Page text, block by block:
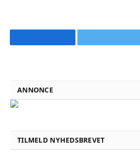
Facebook Twitter
ANNONCE
TILMELD NYHEDSBREVET